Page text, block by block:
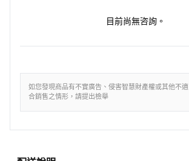
目前尚無咨詢。
如您發現商品有不實廣告、侵害智慧財產權或其他不適
合銷售之情形，請提出檢舉